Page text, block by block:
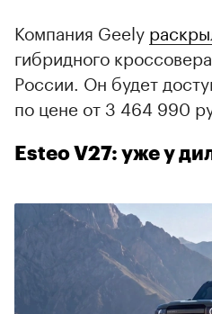
Компания Geely
гибридного
России. Он будет
по цене от 3 464 990
Esteo V27: уже у